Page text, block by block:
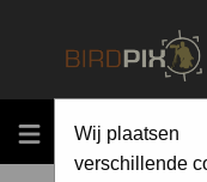
MENU
Wij plaatsen
verschillende